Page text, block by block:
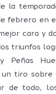
la
febrero en
cara y
triunfos
y Peñas
tiro sobre
de todo,